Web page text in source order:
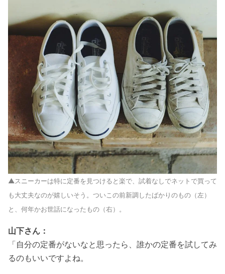
▲スニーカーは特に定番を見つけると楽で、試着なしでネットで買って
も大丈夫なのが嬉しいそう。ついこの前新調したばかりのもの（左）
と、何年かお世話になったもの（右）。
山下さん：
「自分の定番がないなと思ったら、誰かの定番を試してみ
るのもいいですよね。